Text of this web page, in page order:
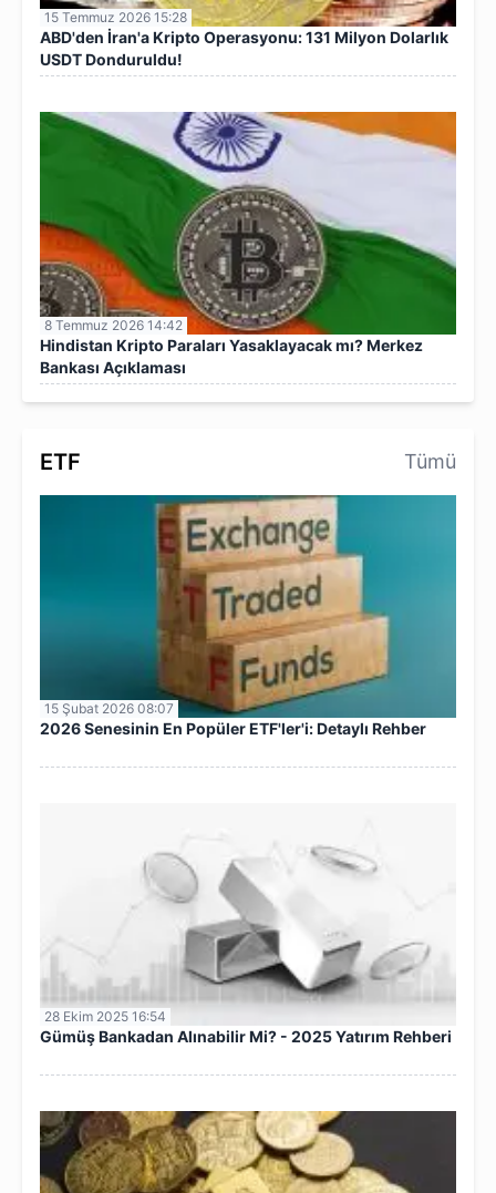
15 Temmuz 2026 15:28
ABD'den İran'a Kripto Operasyonu: 131 Milyon Dolarlık
USDT Donduruldu!
8 Temmuz 2026 14:42
Hindistan Kripto Paraları Yasaklayacak mı? Merkez
Bankası Açıklaması
ETF Tümü
15 Şubat 2026 08:07
2026 Senesinin En Popüler ETF'ler'i: Detaylı Rehber
28 Ekim 2025 16:54
Gümüş Bankadan Alınabilir Mi? - 2025 Yatırım Rehberi